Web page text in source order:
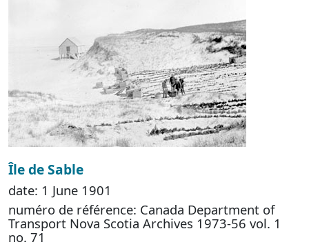
Île de Sable
date: 1 June 1901
numéro de référence: Canada Department of
Transport Nova Scotia Archives 1973-56 vol. 1
no. 71